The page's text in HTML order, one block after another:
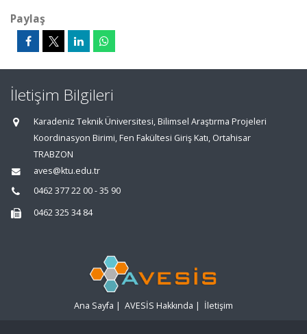
Paylaş
İletişim Bilgileri
Karadeniz Teknik Üniversitesi, Bilimsel Araştırma Projeleri
Koordinasyon Birimi, Fen Fakültesi Giriş Katı, Ortahisar
TRABZON
aves@ktu.edu.tr
0462 377 22 00 - 35 90
0462 325 34 84
Ana Sayfa | AVESİS Hakkında | İletişim